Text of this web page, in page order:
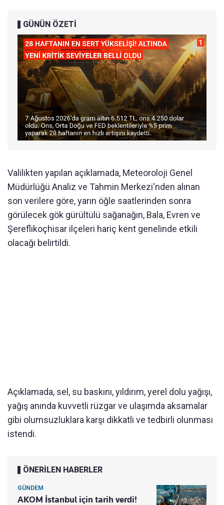
GÜNÜN ÖZETİ
Valilikten yapılan açıklamada, Meteoroloji Genel
Müdürlüğü Analiz ve Tahmin Merkezi'nden alınan
son verilere göre, yarın öğle saatlerinden sonra
görülecek gök gürültülü sağanağın, Bala, Evren ve
Şereflikoçhisar ilçeleri hariç kent genelinde etkili
olacağı belirtildi.
Açıklamada, sel, su baskını, yıldırım, yerel dolu yağışı,
yağış anında kuvvetli rüzgar ve ulaşımda aksamalar
gibi olumsuzluklara karşı dikkatli ve tedbirli olunması
istendi.
ÖNERİLEN HABERLER
GÜNDEM
AKOM İstanbul için tarih verdi!